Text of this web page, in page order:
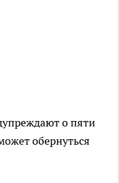
о пяти
обернуться